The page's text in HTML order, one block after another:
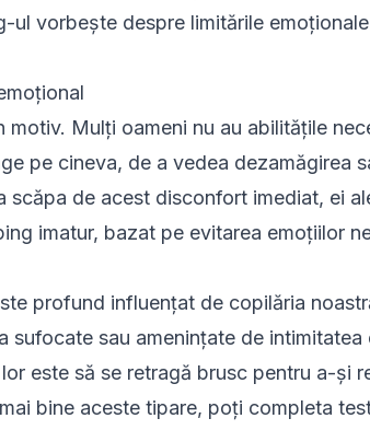
ul vorbește despre limitările
Mulți oameni nu au abilitățile
pe cineva, de a vedea dezamăgirea
scăpa de acest disconfort imediat, ei
imatur, bazat pe evitarea emoțiilor
profund influențat de copilăria
sufocate sau amenințate de intimitatea
este să se retragă brusc pentru a-și
bine aceste tipare, poți completa